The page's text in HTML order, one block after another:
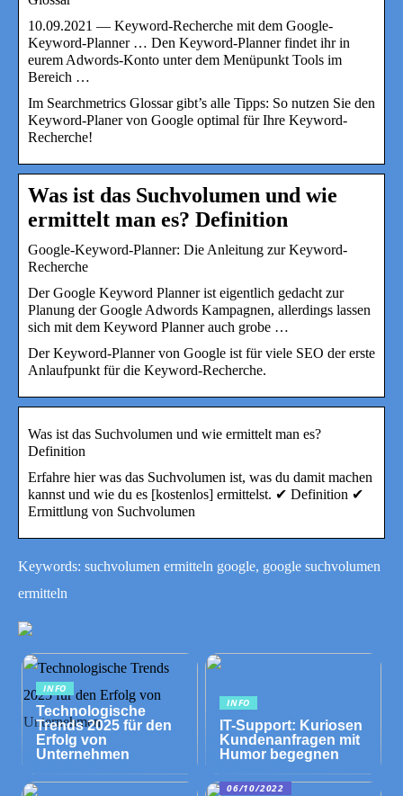
10.09.2021 — Keyword-Recherche mit dem Google-
Keyword-Planner … Den Keyword-Planner findet ihr in
eurem Adwords-Konto unter dem Menüpunkt Tools im
Bereich …
Im Searchmetrics Glossar gibt’s alle Tipps: So nutzen Sie den
Keyword-Planer von Google optimal für Ihre Keyword-
Recherche!
Was ist das Suchvolumen und wie
ermittelt man es? Definition
Google-Keyword-Planner: Die Anleitung zur Keyword-
Recherche
Der Google Keyword Planner ist eigentlich gedacht zur
Planung der Google Adwords Kampagnen, allerdings lassen
sich mit dem Keyword Planner auch grobe …
Der Keyword-Planner von Google ist für viele SEO der erste
Anlaufpunkt für die Keyword-Recherche.
Was ist das Suchvolumen und wie ermittelt man es?
Definition
Erfahre hier was das Suchvolumen ist, was du damit machen
kannst und wie du es [kostenlos] ermittelst. ✔ Definition ✔
Ermittlung von Suchvolumen
Keywords: suchvolumen ermitteln google, google suchvolumen
ermitteln
INFO
Technologische
Trends 2025 für den
Erfolg von
Unternehmen
INFO
IT-Support: Kuriosen
Kundenanfragen mit
Humor begegnen
06/10/2022